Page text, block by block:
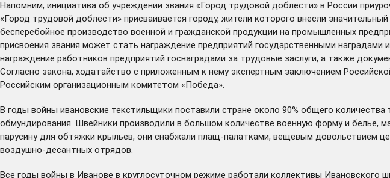
Напомним, инициатива об учреждении звания «Город трудовой доблести» в России
«Город трудовой доблести» присваивается городу, жители которого внесли
бесперебойное производство военной и гражданской продукции на промышленных
присвоения звания может стать награждение предприятий государственными
награждение работников предприятий госнаградами за трудовые заслуги, а также
Согласно закона, ходатайство с приложенным к нему экспертным заключением
Российским организационным комитетом «Победа».
В годы войны ивановские текстильщики поставили стране около 90% общего
обмундирования. Швейники производили в большом количестве военную форму и белье,
парусину для обтяжки крыльев, они снабжали плащ-палатками, вещевым довольствием
воздушно-десантных отрядов.
Все годы войны в Иванове в круглосуточном режиме работали коллективы